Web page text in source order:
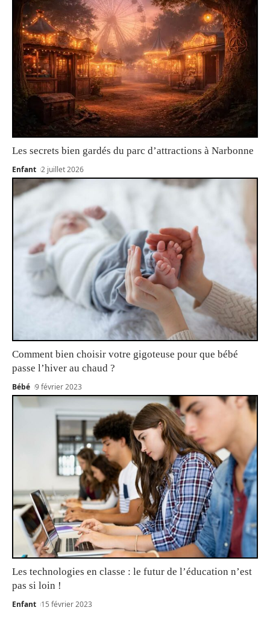
Les secrets bien gardés du parc d’attractions à Narbonne
Enfant 2 juillet 2026
Comment bien choisir votre gigoteuse pour que bébé
passe l’hiver au chaud ?
Bébé 9 février 2023
Les technologies en classe : le futur de l’éducation n’est
pas si loin !
Enfant 15 février 2023